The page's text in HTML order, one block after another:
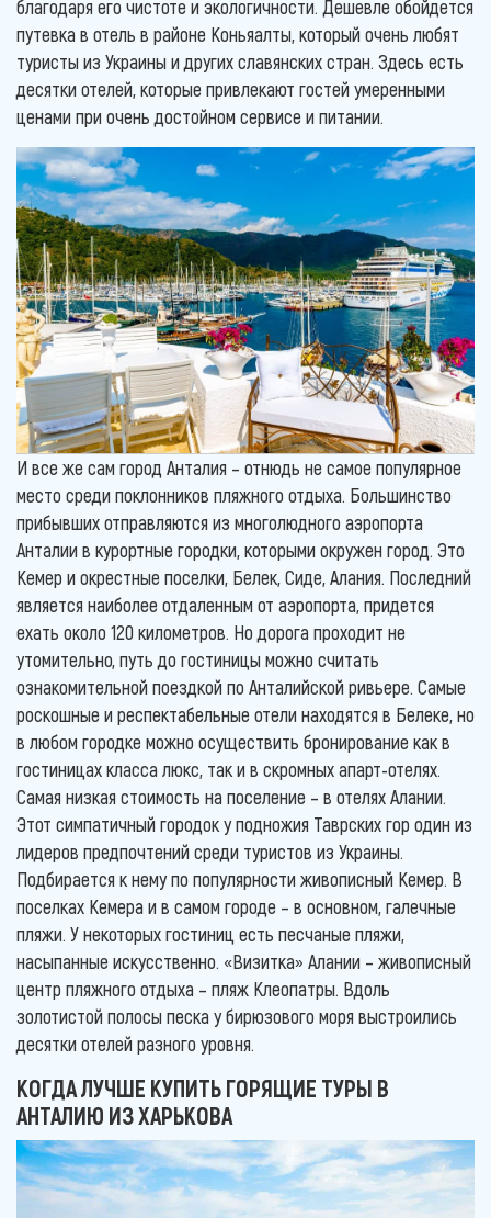
благодаря его чистоте и экологичности. Дешевле обойдется
путевка в отель в районе Коньяалты, который очень любят
туристы из Украины и других славянских стран. Здесь есть
десятки отелей, которые привлекают гостей умеренными
ценами при очень достойном сервисе и питании.
И все же сам город Анталия – отнюдь не самое популярное
место среди поклонников пляжного отдыха. Большинство
прибывших отправляются из многолюдного аэропорта
Анталии в курортные городки, которыми окружен город. Это
Кемер и окрестные поселки, Белек, Сиде, Алания. Последний
является наиболее отдаленным от аэропорта, придется
ехать около 120 километров. Но дорога проходит не
утомительно, путь до гостиницы можно считать
ознакомительной поездкой по Анталийской ривьере. Самые
роскошные и респектабельные отели находятся в Белеке, но
в любом городке можно осуществить бронирование как в
гостиницах класса люкс, так и в скромных апарт-отелях.
Самая низкая стоимость на поселение – в отелях Алании.
Этот симпатичный городок у подножия Таврских гор один из
лидеров предпочтений среди туристов из Украины.
Подбирается к нему по популярности живописный Кемер. В
поселках Кемера и в самом городе – в основном, галечные
пляжи. У некоторых гостиниц есть песчаные пляжи,
насыпанные искусственно. «Визитка» Алании – живописный
центр пляжного отдыха – пляж Клеопатры. Вдоль
золотистой полосы песка у бирюзового моря выстроились
десятки отелей разного уровня.
КОГДА ЛУЧШЕ КУПИТЬ ГОРЯЩИЕ ТУРЫ В
АНТАЛИЮ ИЗ ХАРЬКОВА